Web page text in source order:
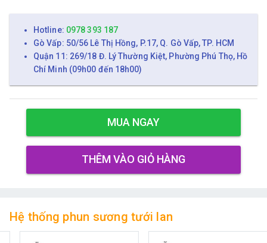
Hotline: 0978 393 187
Gò Vấp: 50/56 Lê Thị Hồng, P.17, Q. Gò Vấp, TP. HCM
Quận 11: 269/18 Đ. Lý Thường Kiệt, Phường Phú Thọ, Hồ
Chí Minh (09h00 đến 18h00)
MUA NGAY
THÊM VÀO GIỎ HÀNG
Hệ thống phun sương tưới lan